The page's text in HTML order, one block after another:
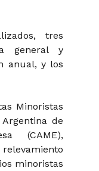
tres
general y
anual, y los
Minoristas
de
(CAME),
minoristas